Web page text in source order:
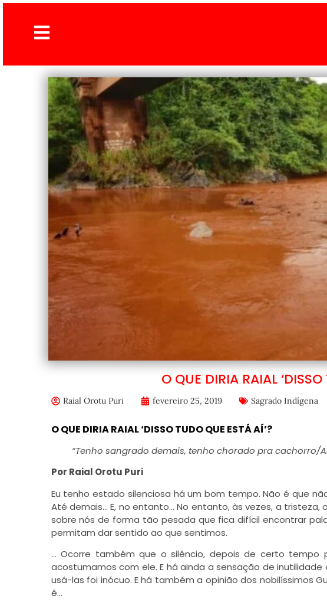
O QUE DIRIA RAIAL
Raial Orotu Puri fevereiro 25, 2019 Sagrado Indígena
O QUE DIRIA RAIAL ‘DISSO TUDO QUE ESTÁ AÍ’?
“Tenho sangrado demais, tenho chorado pra cachorro/
Por Raial Orotu Puri
Eu tenho estado silenciosa há um bom tempo. Não é que
Até demais… E, no entanto… No entanto, às vezes, a
sobre nós de forma tão pesada que fica difícil encontrar
permitam dar sentido ao que sentimos.
… Ocorre também que o silêncio, depois de certo tempo
acostumamos com ele. E há ainda a sensação de
usá-las foi inócuo. E há também a opinião dos nobilíssimos
é…